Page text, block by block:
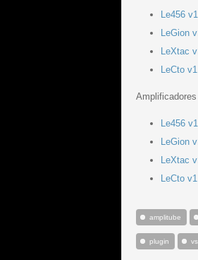
Le456
LeGion
LeXtac
LeCto
Le456
LeGion
LeXtac
LeCto
amplitube
plugin